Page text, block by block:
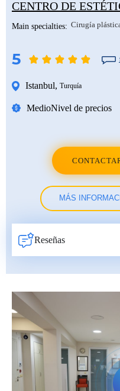
CENTRO DE
Main specialties: Cirugía
5
Istanbul, Turquía
MedioNivel de precios
MÁS
Reseñas